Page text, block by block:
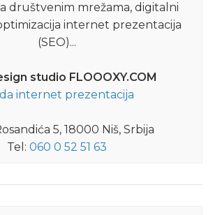
društvenim mrežama, digitalni
internet prezentacija
(SEO)...
studio FLOOOXY.COM
internet prezentacija
5, 18000 Niš, Srbija
Tel: 060 0 52 51 63